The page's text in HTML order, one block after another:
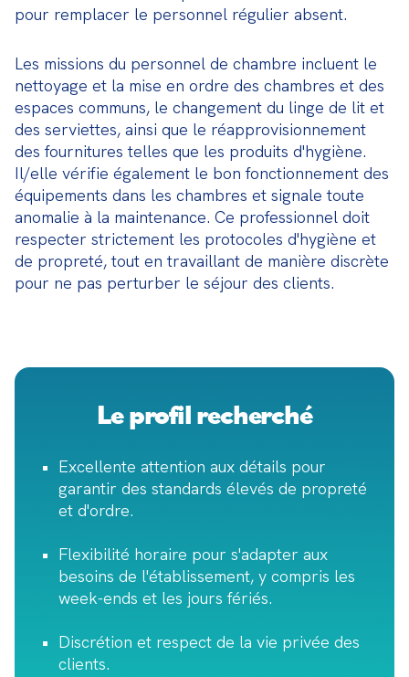
pour remplacer le personnel régulier absent.
Les missions du personnel de chambre incluent le
nettoyage et la mise en ordre des chambres et des
espaces communs, le changement du linge de lit et
des serviettes, ainsi que le réapprovisionnement
des fournitures telles que les produits d'hygiène.
Il/elle vérifie également le bon fonctionnement des
équipements dans les chambres et signale toute
anomalie à la maintenance. Ce professionnel doit
respecter strictement les protocoles d'hygiène et
de propreté, tout en travaillant de manière discrète
pour ne pas perturber le séjour des clients.
Le profil recherché
Excellente attention aux détails pour
garantir des standards élevés de propreté
et d'ordre.
Flexibilité horaire pour s'adapter aux
besoins de l'établissement, y compris les
week-ends et les jours fériés.
Discrétion et respect de la vie privée des
clients.